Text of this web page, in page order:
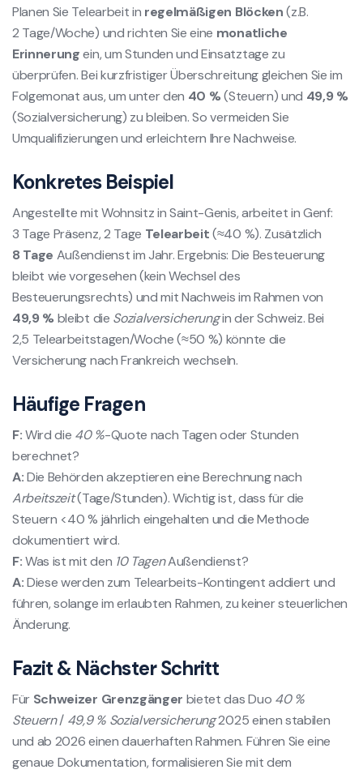
Planen Sie Telearbeit in regelmäßigen Blöcken(z.B.
2 Tage/Woche) und richten Sie eine monatliche
Erinnerungein, um Stunden und Einsatztage zu
überprüfen. Bei kurzfristiger Überschreitung gleichen Sie im
Folgemonat aus, um unter den 40 %(Steuern) und 49,9 %
(Sozialversicherung) zu bleiben. So vermeiden Sie
Umqualifizierungen und erleichtern Ihre Nachweise.
Konkretes Beispiel
Angestellte mit Wohnsitz in Saint-Genis, arbeitet in Genf:
3 Tage Präsenz, 2 Tage Telearbeit(≈40 %). Zusätzlich
8 Tage Außendienst im Jahr. Ergebnis: Die Besteuerung
bleibt wie vorgesehen (kein Wechsel des
Besteuerungsrechts) und mit Nachweis im Rahmen von
49,9 % bleibt die Sozialversicherungin der Schweiz. Bei
2,5 Telearbeitstagen/Woche (≈50 %) könnte die
Versicherung nach Frankreich wechseln.
Häufige Fragen
F:Wird die 40 %-Quote nach Tagen oder Stunden
berechnet?
A:Die Behörden akzeptieren eine Berechnung nach
Arbeitszeit(Tage/Stunden). Wichtig ist, dass für die
Steuern <40 % jährlich eingehalten und die Methode
dokumentiert wird.
F:Was ist mit den 10 TagenAußendienst?
A:Diese werden zum Telearbeits-Kontingent addiert und
führen, solange im erlaubten Rahmen, zu keiner steuerlichen
Änderung.
Fazit & Nächster Schritt
Für Schweizer Grenzgänger bietet das Duo 40 %
Steuern/ 49,9 % Sozialversicherung2025 einen stabilen
und ab 2026 einen dauerhaften Rahmen. Führen Sie eine
genaue Dokumentation, formalisieren Sie mit dem